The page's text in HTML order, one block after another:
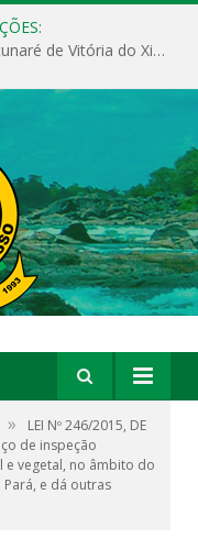
4º Torneio de Pesca Esportiva do Tucunaré de Vitória do Xingu
»
LEI Nº 246/2015, DE
de inspeção
vegetal, no âmbito do
e dá outras